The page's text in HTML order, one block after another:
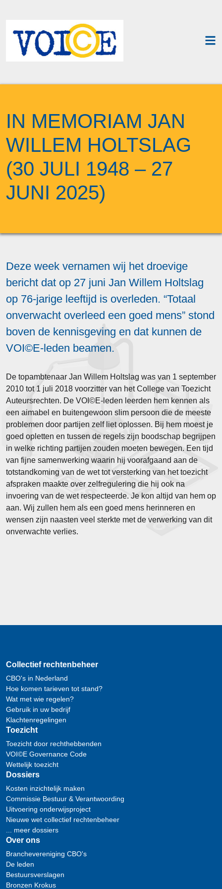
IN MEMORIAM JAN
WILLEM HOLTSLAG
(30 JULI 1948 – 27
JUNI 2025)
Deze week vernamen wij het droevige
bericht dat op 27 juni Jan Willem Holtslag
op 76-jarige leeftijd is overleden. “Totaal
onverwacht overleed een goed mens” stond
boven de kennisgeving en dat kunnen de
VOI©E-leden beamen.
De topambtenaar Jan Willem Holtslag was van 1 september
2010 tot 1 juli 2018 voorzitter van het College van Toezicht
Auteursrechten. De VOI©E-leden leerden hem kennen als
een aimabel en buitengewoon slim persoon die de meeste
problemen door partijen zelf liet oplossen. Bij hem moest je
goed opletten en tussen de regels zijn boodschap begrijpen
in welke richting partijen zouden moeten bewegen. Een tijd
van fijne samenwerking waarin hij voorafgaand aan de
totstandkoming van de wet tot versterking van het toezicht
afspraken maakte over zelfregulering die hij ook na
invoering van de wet respecteerde. Je kon altijd van hem op
aan. Wij zullen hem als een goed mens herinneren en
wensen zijn naasten veel sterkte met de verwerking van dit
onverwachte verlies.
Collectief rechtenbeheer
CBO's in Nederland
Hoe komen tarieven tot stand?
Wat met wie regelen?
Gebruik in uw bedrijf
Klachtenregelingen
Toezicht
Toezicht door rechthebbenden
VOI©E Governance Code
Wettelijk toezicht
Dossiers
Kosten inzichtelijk maken
Commissie Bestuur & Verantwoording
Uitvoering onderwijsproject
Nieuwe wet collectief rechtenbeheer
... meer dossiers
Over ons
Branchevereniging CBO's
De leden
Bestuursverslagen
Bronzen Krokus